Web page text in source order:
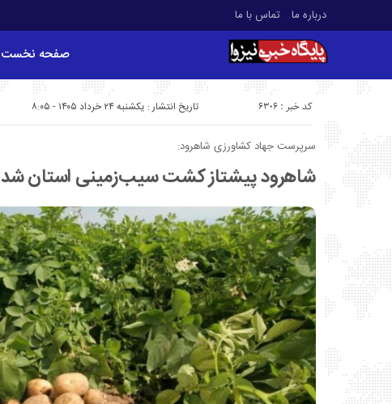
درباره ما تماس با ما
صفحه نخست
تاریخ انتشار : یکشنبه ۲۴ خرداد ۱۴۰۵ - ۸:۰۵ کد خبر : 6306
سرپرست جهاد کشاورزی شاهرود:
شاهرود پیشتاز کشت سیب‌زمینی استان شد